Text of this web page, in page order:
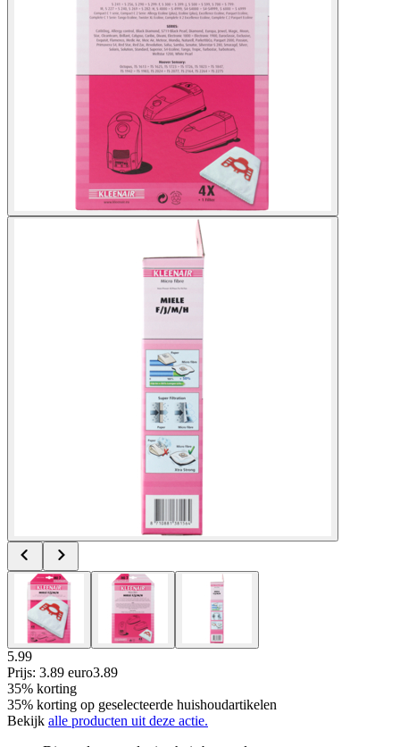
5.99
Prijs: 3.89 euro3.89
35% korting
35% korting op geselecteerde huishoudartikelen
Bekijk alle producten uit deze actie.